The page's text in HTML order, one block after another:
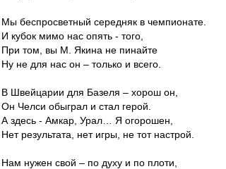
Мы беспросветный середняк в чемпионате.
И кубок мимо нас опять - того,
При том, вы М. Якина не пинайте
Ну не для нас он – только и всего.
В Швейцарии для Базеля – хорош он,
Он Челси обыграл и стал герой.
А здесь - Амкар, Урал… Я огорошен,
Нет результата, нет игры, не тот настрой.
Нам нужен свой – по духу и по плоти,